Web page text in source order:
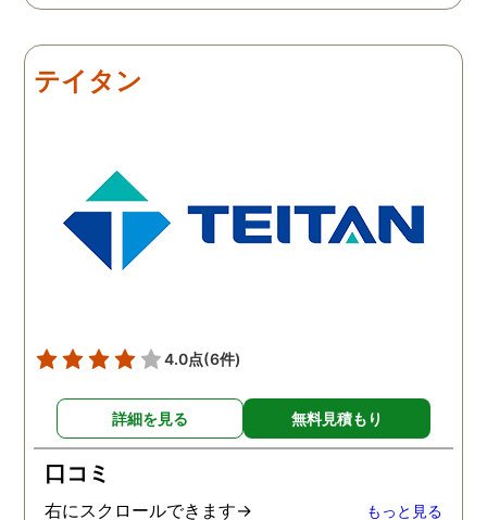
っかりとサポートしていた
になりました。さすが調査
のプロフェッショナルだと
から離婚を提案すること
みの日に妻は外出するこ
に入って行った瞬間を押
えたとのことでした。あ
テイタン
4.0点(6件)
詳細を見る 無料見積もり
口コミ
右にスクロールできます→ もっと見る